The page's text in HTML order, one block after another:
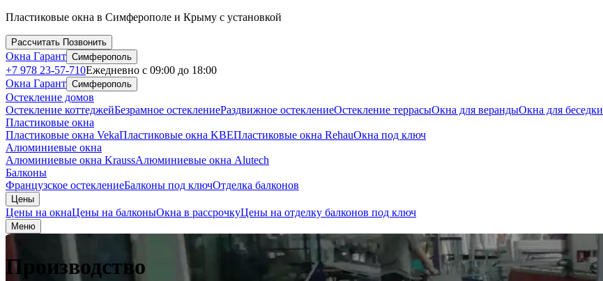
Производство
Пластиковые окна в Симферополе и Крыму с установкой
Рассчитать Позвонить
Окна Гарант Симферополь
+7 978 23-57-710Ежедневно с 09:00 до 18:00
Окна Гарант Симферополь
Остекление домов
Остекление коттеджейБезрамное остеклениеРаздвижное остеклениеОстекление террасыОкна для верандыОкна для беседки
Пластиковые окна
Пластиковые окна VekaПластиковые окна KBEПластиковые окна RehauОкна под ключ
Алюминиевые окна
Алюминиевые окна KraussАлюминиевые окна Alutech
Балконы
Французское остеклениеБалконы под ключОтделка балконов
Цены
Цены на окнаЦены на балконыОкна в рассрочкуЦены на отделку балконов под ключ
Меню
Производство